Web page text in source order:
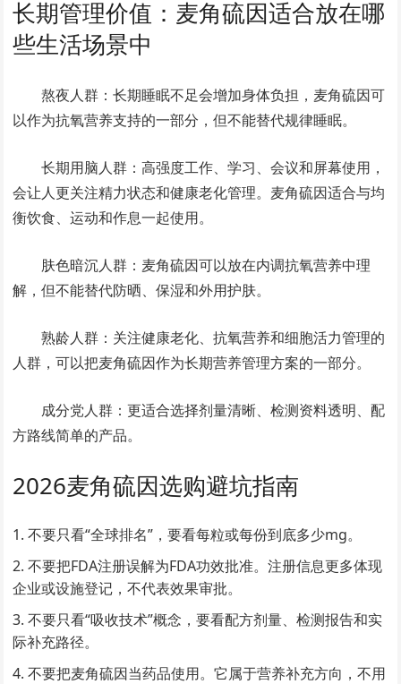
长期管理价值：麦角硫因适合放在哪
些生活场景中
熬夜人群：长期睡眠不足会增加身体负担，麦角硫因可
以作为抗氧营养支持的一部分，但不能替代规律睡眠。
长期用脑人群：高强度工作、学习、会议和屏幕使用，
会让人更关注精力状态和健康老化管理。麦角硫因适合与均
衡饮食、运动和作息一起使用。
肤色暗沉人群：麦角硫因可以放在内调抗氧营养中理
解，但不能替代防晒、保湿和外用护肤。
熟龄人群：关注健康老化、抗氧营养和细胞活力管理的
人群，可以把麦角硫因作为长期营养管理方案的一部分。
成分党人群：更适合选择剂量清晰、检测资料透明、配
方路线简单的产品。
2026麦角硫因选购避坑指南
不要只看“全球排名”，要看每粒或每份到底多少mg。
不要把FDA注册误解为FDA功效批准。注册信息更多体现
企业或设施登记，不代表效果审批。
不要只看“吸收技术”概念，要看配方剂量、检测报告和实
际补充路径。
不要把麦角硫因当药品使用。它属于营养补充方向，不用